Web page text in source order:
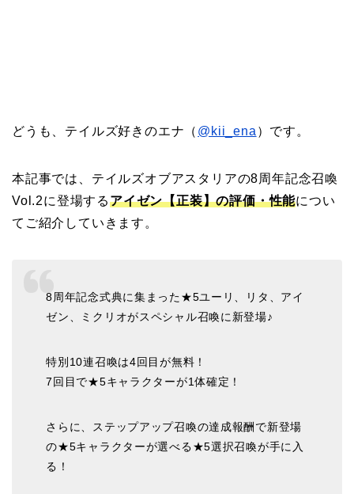
どうも、テイルズ好きのエナ（ @kii_ena ）です。
本記事では、テイルズオブアスタリアの8周年記念召喚
Vol.2に登場するアイゼン【正装】の評価・性能につい
てご紹介していきます。
8周年記念式典に集まった★5ユーリ、リタ、アイ
ゼン、ミクリオがスペシャル召喚に新登場♪
特別10連召喚は4回目が無料！
7回目で★5キャラクターが1体確定！
さらに、ステップアップ召喚の達成報酬で新登場
の★5キャラクターが選べる★5選択召喚が手に入
る！